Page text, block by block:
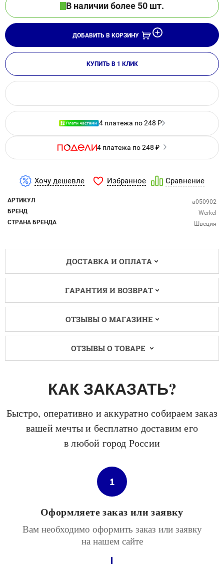
В наличии более 50 шт.
ДОБАВИТЬ В КОРЗИНУ
КУПИТЬ В 1 КЛИК
4 платежа по 248 ₽
4 платежа по 248 Р
Хочу дешевле Избранное Сравнение
АРТИКУЛ
a050902
БРЕНД
Werkel
СТРАНА БРЕНДА
Швеция
ДОСТАВКА И ОПЛАТА
ГАРАНТИЯ И ВОЗВРАТ
ОТЗЫВЫ О МАГАЗИНЕ
ОТЗЫВЫ О ТОВАРЕ
КАК ЗАКАЗАТЬ?
Быстро, оперативно и аккуратно собираем заказ
вашей мечты и бесплатно доставим его
в любой город России
1
Оформляете заказ или заявку
Вам необходимо оформить заказ или заявку
на нашем сайте